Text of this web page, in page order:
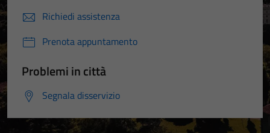
Richiedi assistenza
Prenota appuntamento
Problemi in città
Segnala disservizio